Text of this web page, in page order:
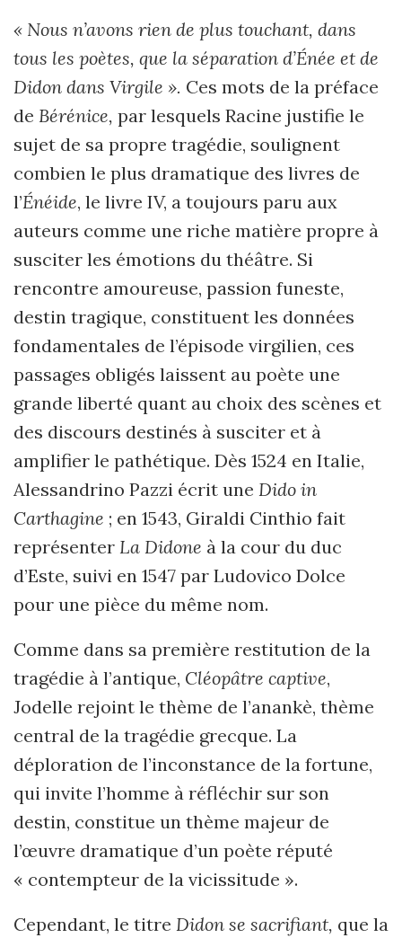
« Nous n’avons rien de plus touchant, dans
tous les poètes, que la séparation d’Énée et de
Didon dans Virgile ». Ces mots de la préface
de Bérénice, par lesquels Racine justifie le
sujet de sa propre tragédie, soulignent
combien le plus dramatique des livres de
l’Énéide, le livre IV, a toujours paru aux
auteurs comme une riche matière propre à
susciter les émotions du théâtre. Si
rencontre amou­reuse, passion funeste,
destin tragique, constituent les données
fondamentales de l’épisode virgilien, ces
passages obligés laissent au poète une
grande liberté quant au choix des scènes et
des discours destinés à susciter et à
amplifier le pathétique. Dès 1524 en Italie,
Alessandrino Pazzi écrit une Dido in
Carthagine ; en 1543, Giraldi Cinthio fait
représenter La Didone à la cour du duc
d’Este, suivi en 1547 par Ludovico Dolce
pour une pièce du même nom.
Comme dans sa première restitution de la
tragédie à l’antique, Cléopâtre captive,
Jodelle rejoint le thème de l’anankè, thème
central de la tragédie grecque. La
déploration de l’inconstance de la fortune,
qui invite l’homme à réfléchir sur son
destin, constitue un thème majeur de
l’œuvre dramatique d’un poète réputé
« contempteur de la vicissitude ».
Cependant, le titre Didon se sacrifiant, que la